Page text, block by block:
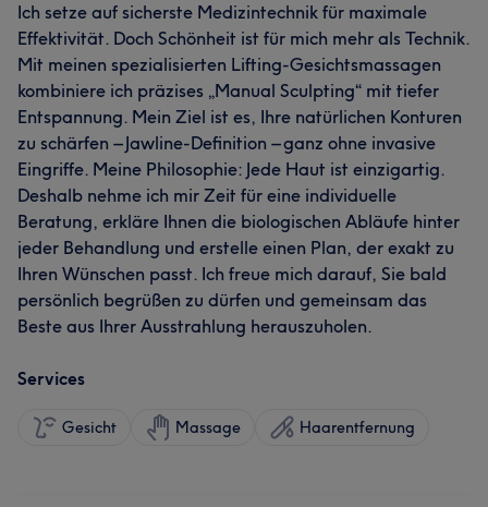
Ich setze auf sicherste Medizintechnik für maximale
Effektivität. Doch Schönheit ist für mich mehr als Technik.
Mit meinen spezialisierten Lifting-Gesichtsmassagen
kombiniere ich präzises „Manual Sculpting“ mit tiefer
Entspannung. Mein Ziel ist es, Ihre natürlichen Konturen
zu schärfen – Jawline-Definition – ganz ohne invasive
Eingriffe. Meine Philosophie: Jede Haut ist einzigartig.
Deshalb nehme ich mir Zeit für eine individuelle
Beratung, erkläre Ihnen die biologischen Abläufe hinter
jeder Behandlung und erstelle einen Plan, der exakt zu
Ihren Wünschen passt. Ich freue mich darauf, Sie bald
persönlich begrüßen zu dürfen und gemeinsam das
Beste aus Ihrer Ausstrahlung herauszuholen.
Services
Gesicht Massage Haarentfernung